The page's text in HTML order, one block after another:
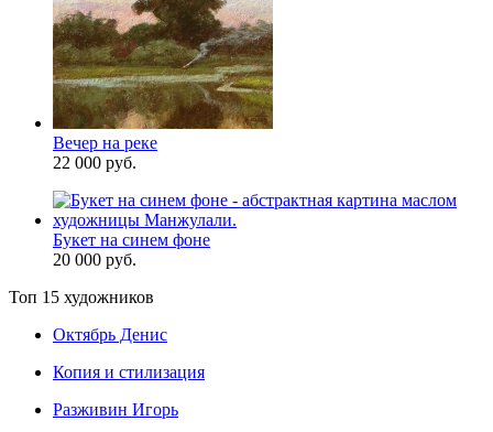
Вечер на реке
22 000 руб.
Букет на синем фоне
20 000 руб.
Топ 15 художников
Октябрь Денис
Копия и стилизация
Разживин Игорь